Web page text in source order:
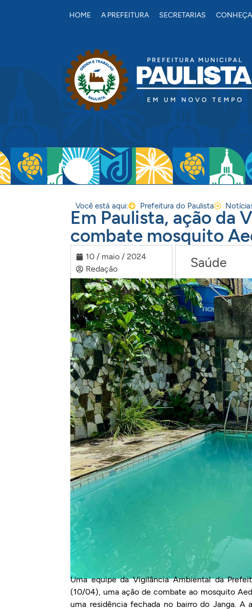
HOME A PREFEITURA SECRETARIAS
Você está aqui: Prefeitura do Paulista
Em Paulista, ação da
combate mosquito
10 / maio / 2024
Redação
Saúde
Uma equipe da Vigilância Ambiental da
(10/04), uma ação de combate ao mosquito
uma residência fechada no bairro do Janga.